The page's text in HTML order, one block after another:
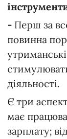
- Перш за
повинна
діяльності.
Є три
має
зарплату;